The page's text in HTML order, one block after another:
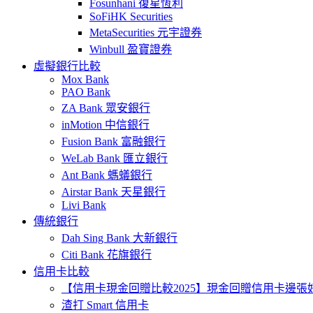
Fosunhani 復星恆利
SoFiHK Securities
MetaSecurities 元宇證券
Winbull 盈寶證券
虛擬銀行比較
Mox Bank
PAO Bank
ZA Bank 眾安銀行
inMotion 中信銀行
Fusion Bank 富融銀行
WeLab Bank 匯立銀行
Ant Bank 螞蟻銀行
Airstar Bank 天星銀行
Livi Bank
傳統銀行
Dah Sing Bank 大新銀行
Citi Bank 花旗銀行
信用卡比較
【信用卡現金回贈比較2025】現金回贈信用卡邊
渣打 Smart 信用卡